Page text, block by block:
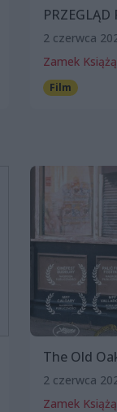
2 czerwca
Zamek
Film
The Old
2 czerwca
Zamek